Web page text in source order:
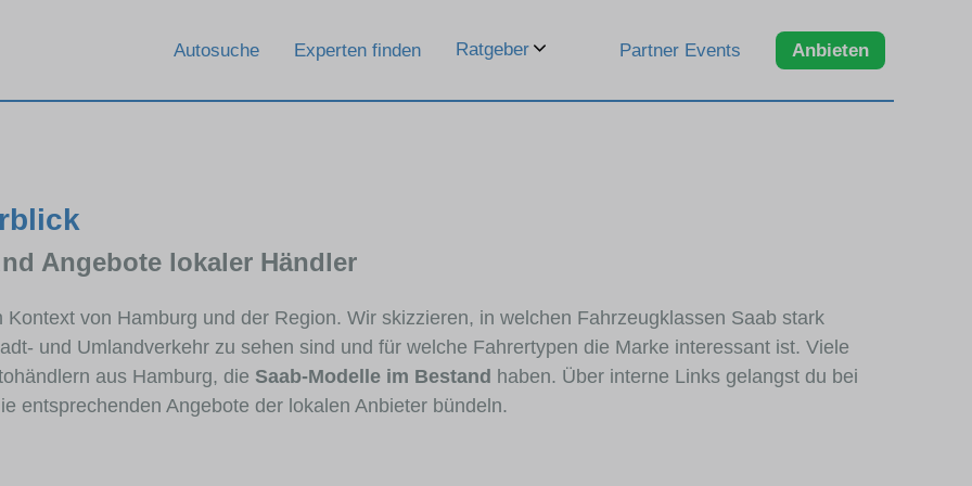
Autosuche Experten finden Ratgeber Partner Events Anbieten
Angebote lokaler Händler
von Hamburg und der Region. Wir skizzieren, in welchen Fahrzeugklassen Saab stark
und Umlandverkehr zu sehen sind und für welche Fahrertypen die Marke interessant ist. Viele
aus Hamburg, die Saab-Modelle im Bestand haben. Über interne Links gelangst du bei
entsprechenden Angebote der lokalen Anbieter bündeln.